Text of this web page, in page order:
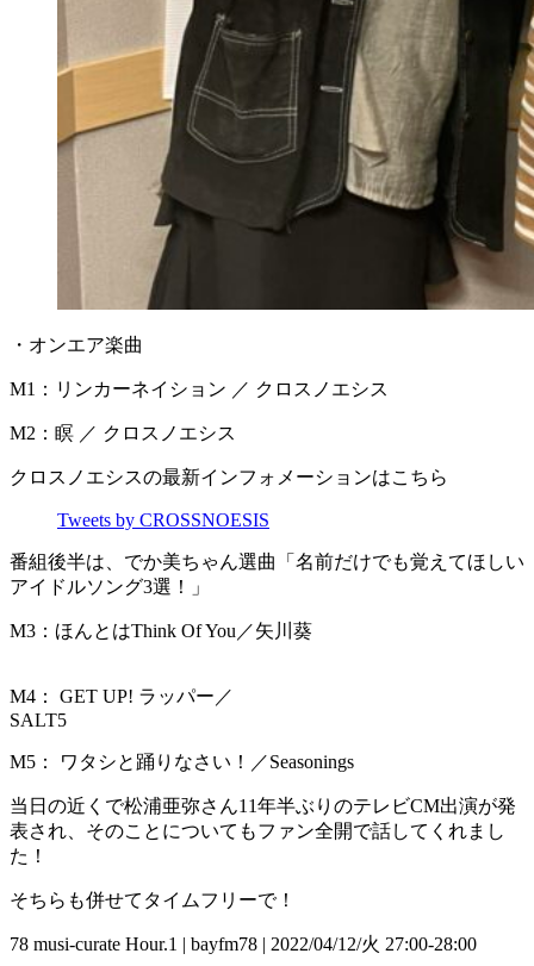
・オンエア楽曲
M1：リンカーネイション ／ クロスノエシス
M2：瞑 ／ クロスノエシス
クロスノエシスの最新インフォメーションはこちら
Tweets by CROSSNOESIS
番組後半は、でか美ちゃん選曲「名前だけでも覚えてほしい
アイドルソング3選！」
M3：ほんとはThink Of You／矢川葵
M4： GET UP! ラッパー／
SALT5
M5： ワタシと踊りなさい！／Seasonings
当日の近くで松浦亜弥さん11年半ぶりのテレビCM出演が発
表され、そのことについてもファン全開で話してくれまし
た！
そちらも併せてタイムフリーで！
78 musi-curate Hour.1 | bayfm78 | 2022/04/12/火 27:00-28:00